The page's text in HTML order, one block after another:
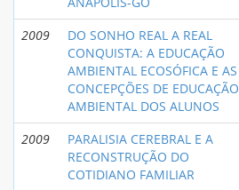
2009
DO SONHO REAL A REAL
CONQUISTA: A EDUCAÇÃO
AMBIENTAL ECOSÓFICA E AS
CONCEPÇÕES DE EDUCAÇÃO
AMBIENTAL DOS ALUNOS
2009
PARALISIA CEREBRAL E A
RECONSTRUÇÃO DO
COTIDIANO FAMILIAR